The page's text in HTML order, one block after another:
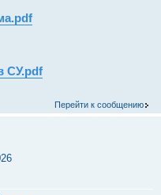
СУ.pdf
Перейти к сообщению